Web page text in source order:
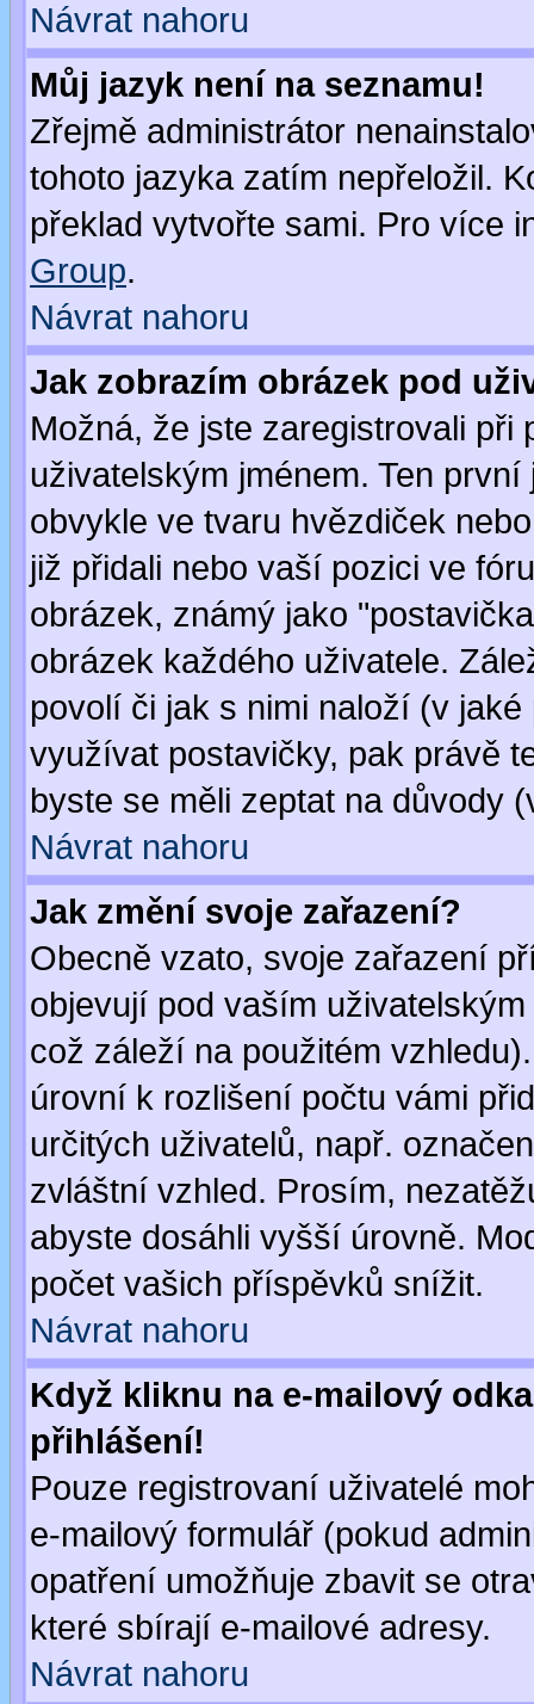
Návrat nahoru
Můj jazyk není na seznamu!
Zřejmě administrátor
tohoto jazyka zatím nepřeložil.
překlad vytvořte sami. Pro více
Group.
Návrat nahoru
Jak zobrazím obrázek pod
Možná, že jste zaregistrovali
uživatelským jménem. Ten
obvykle ve tvaru hvězdiček
již přidali nebo vaší pozici ve
obrázek, známý jako
obrázek každého uživatele.
povolí či jak s nimi naloží (v
využívat postavičky, pak právě
byste se měli zeptat na důvody
Návrat nahoru
Jak změní svoje zařazení?
Obecně vzato, svoje zařazení
objevují pod vaším
což záleží na použitém
úrovní k rozlišení počtu vámi
určitých uživatelů, např.
zvláštní vzhled. Prosím,
abyste dosáhli vyšší úrovně.
počet vašich příspěvků snížit.
Návrat nahoru
Když kliknu na e-mailový
přihlášení!
Pouze registrovaní uživatelé
e-mailový formulář (pokud
opatření umožňuje zbavit se
které sbírají e-mailové adresy.
Návrat nahoru